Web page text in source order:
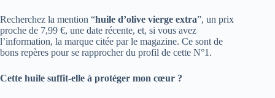
Recherchez la mention “huile d’olive vierge extra”, un prix
proche de 7,99 €, une date récente, et, si vous avez
l’information, la marque citée par le magazine. Ce sont de
bons repères pour se rapprocher du profil de cette N°1.
Cette huile suffit-elle à protéger mon cœur ?